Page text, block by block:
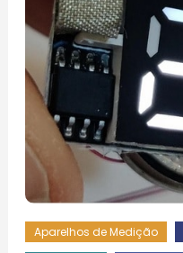
Aparelhos de Medição